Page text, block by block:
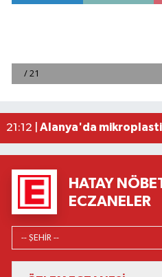
22:44 |
2026 Air Badminton
21:12 | Alanya'da
HATAY
ECZANELER